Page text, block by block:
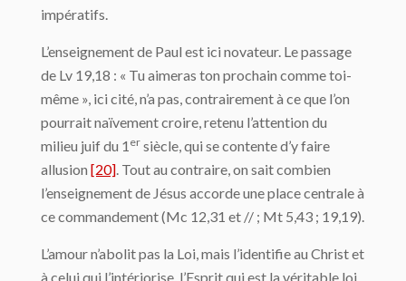
impératifs.
L’enseignement de Paul est ici novateur. Le passage
de Lv 19,18 : « Tu aimeras ton prochain comme toi-
même », ici cité, n’a pas, contrairement à ce que l’on
pourrait naïvement croire, retenu l’attention du
milieu juif du 1 er siècle, qui se contente d’y faire
allusion [20]. Tout au contraire, on sait combien
l’enseignement de Jésus accorde une place centrale à
ce commandement (Mc 12,31 et // ; Mt 5,43 ; 19,19).
L’amour n’abolit pas la Loi, mais l’identifie au Christ et
à celui qui l’intériorise, l’Esprit qui est la véritable loi